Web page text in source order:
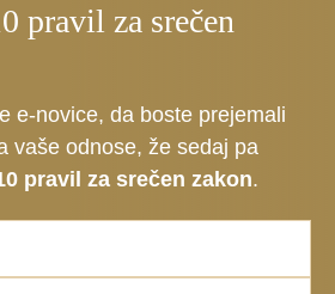
pravil za srečen
e-novice, da boste prejemali
vaše odnose, že sedaj pa
pravil za srečen zakon.